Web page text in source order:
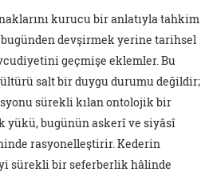
kurucu bir anlatıyla tahkim
devşirmek yerine tarihsel
geçmişe eklemler. Bu
salt bir duygu durumu değildir;
sürekli kılan ontolojik bir
yükü, bugünün askerî ve siyâsî
rasyonelleştirir. Kederin
sürekli bir seferberlik hâlinde